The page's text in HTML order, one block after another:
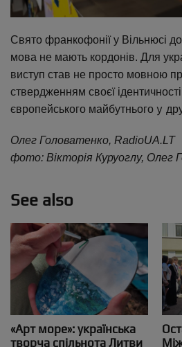
Свято франкофонії у Вільнюсі
мова не мають кордонів. Для
виступ став не просто мовною
ствердженням своєї
європейського майбутнього у
Олег Головатенко, RadioUA.LT
фото: Вікторія Куруоглу, Олег
See also
«Арт море»: українська
творча спільнота Литви